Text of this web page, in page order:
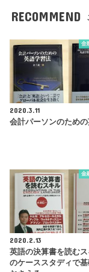
RECOMMEND
金
2020.3.11
会計パーソンのため
金
2020.2.13
英語の決算書を読む
のケーススタディで